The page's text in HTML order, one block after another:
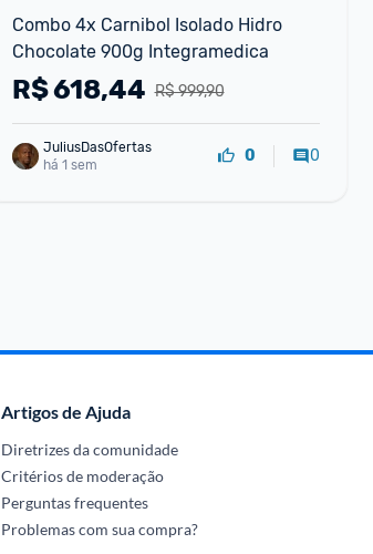
Combo 4x Carnibol Isolado Hidro
Chocolate 900g Integramedica
R$ 999,90
R$618,44
JuliusDasOfertas
há 1 sem
0 0
Artigos de Ajuda
Diretrizes da comunidade
Critérios de moderação
Perguntas frequentes
Problemas com sua compra?